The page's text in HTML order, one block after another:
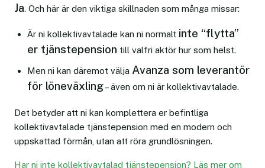
Ja. Och här är den viktiga skillnaden som många missar:
Är ni kollektivavtalade kan ni normalt inte “flytta”
er tjänstepension till valfri aktör hur som helst.
Men ni kan däremot välja Avanza som leverantör
för löneväxling– även om ni är kollektivavtalade.
Det betyder att ni kan komplettera er befintliga
kollektivavtalade tjänstepension med en modern och
uppskattad förmån, utan att röra grundlösningen.
Har ni inte kollektivavtalad tjänstepension? Läs mer om